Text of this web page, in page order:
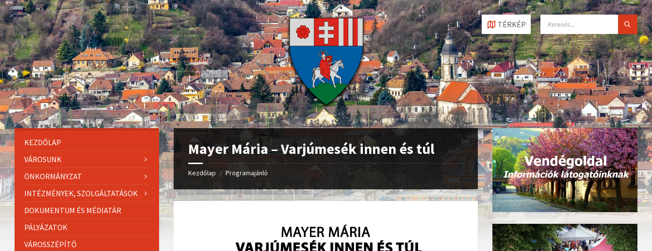
TÉRKÉP
SEARCH:
Mayer Mária – Varjúmesék innen és túl
Kezdőlap / Programajánló
KEZDŐLAP
VÁROSUNK
ÖNKORMÁNYZAT
INTÉZMÉNYEK, SZOLGÁLTATÁSOK
DOKUMENTUM ÉS MÉDIATÁR
PÁLYÁZATOK
VÁROSSZÉPÍTŐ